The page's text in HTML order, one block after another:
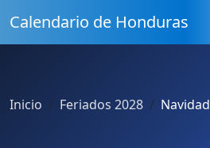
Calendario de Honduras
Inicio Feriados 2028 Navidad